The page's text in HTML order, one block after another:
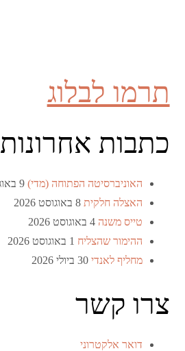
תרמו לבלוג
כתבות אחרונות
האוניברסיטה הפתוחה (מדי) 9 באוגוסט 2026
האצלה חלקית 8 באוגוסט 2026
טייס משנה 4 באוגוסט 2026
ההימור שהצליח 1 באוגוסט 2026
מחליף לאנדי 30 ביולי 2026
צרו קשר
דואר אלקטרוני